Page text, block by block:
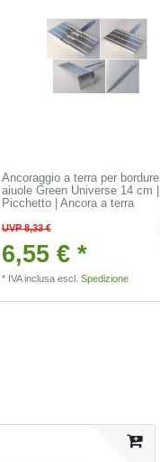
Ancoraggio a terra per bordure
aiuole Green Universe 14 cm |
Picchetto | Ancora a terra
UVP 8,33 €
6,55 € *
* IVA inclusaescl. Spedizione